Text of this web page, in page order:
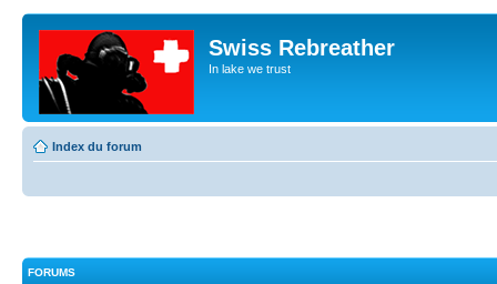
Swiss Rebreather
In lake we trust
Index du forum
FORUMS